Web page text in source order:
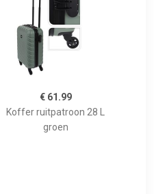
€ 61.99
Koffer ruitpatroon 28 L
groen